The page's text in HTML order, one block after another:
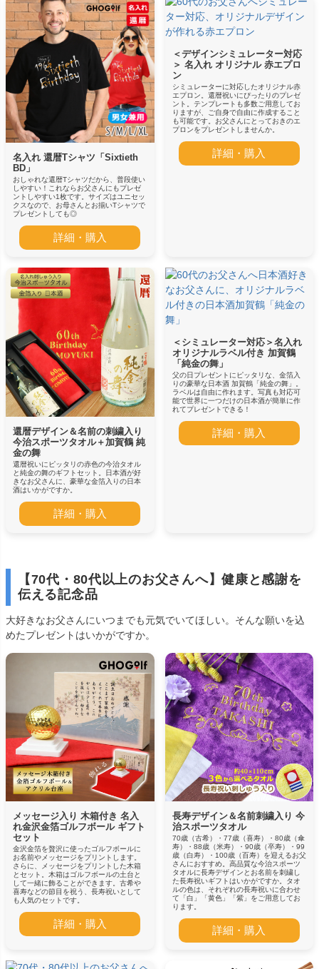
名入れ 還暦Tシャツ「Sixtieth
BD」
おしゃれな還暦Tシャツだから、普段使い
しやすい！これならお父さんにもプレゼ
ントしやすい1枚です。サイズはユニセッ
クスなので、お母さんとお揃いTシャツで
プレゼントしても◎
詳細・購入
＜デザインシミュレーター対応
＞ 名入れ オリジナル 赤エプロ
ン
シミュレーターに対応したオリジナル赤
エプロン。還暦祝いにぴったりのプレゼ
ント。テンプレートも多数ご用意してお
りますが、ご自身で自由に作成すること
も可能です。お父さんにとっておきのエ
プロンをプレゼントしませんか。
詳細・購入
還暦デザイン＆名前の刺繍入り
今治スポーツタオル＋加賀鶴 純
金の舞
還暦祝いにピッタリの赤色の今治タオル
と純金の舞のギフトセット。日本酒が好
きなお父さんに、豪華な金箔入りの日本
酒はいかがですか。
詳細・購入
＜シミュレーター対応＞名入れ
オリジナルラベル付き 加賀鶴
「純金の舞」
父の日プレゼントにピッタリな、金箔入
りの豪華な日本酒 加賀鶴「純金の舞」。
ラベルは自由に作れます。写真も対応可
能で世界に一つだけの日本酒が簡単に作
れてプレゼントできる！
詳細・購入
【70代・80代以上のお父さんへ】健康と感謝を
伝える記念品
大好きなお父さんにいつまでも元気でいてほしい。そんな願いを込
めたプレゼントはいかがですか。
メッセージ入り 木箱付き 名入
れ金沢金箔ゴルフボール ギフト
セット
金沢金箔を贅沢に使ったゴルフボールに
お名前やメッセージをプリントします。
さらに、メッセージをプリントした木箱
とセット。木箱はゴルフボールの土台と
して一緒に飾ることができます。古希や
喜寿などの節目を祝う、長寿祝いとして
も人気のセットです。
詳細・購入
長寿デザイン＆名前刺繍入り 今
治スポーツタオル
70歳（古希）・77歳（喜寿）・80歳（傘
寿）・88歳（米寿）・90歳（卒寿）・99
歳（白寿）・100歳（百寿）を迎えるお父
さんにおすすめ。高品質な今治スポーツ
タオルに長寿デザインとお名前を刺繍し
た長寿祝いギフトはいかがですか。タオ
ルの色は、それぞれの長寿祝いに合わせ
て「白」「黄色」「紫」をご用意してお
ります。
詳細・購入